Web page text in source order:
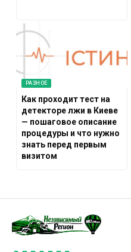
РАЗНОЕ
Как проходит тест на
детекторе лжи в Киеве
— пошаговое описание
процедуры и что нужно
знать перед первым
визитом